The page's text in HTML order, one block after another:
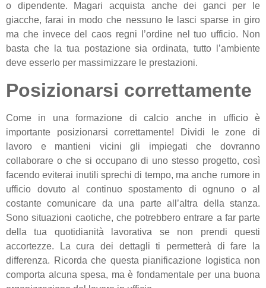
o dipendente. Magari acquista anche dei ganci per le
giacche, farai in modo che nessuno le lasci sparse in giro
ma che invece del caos regni l’ordine nel tuo ufficio. Non
basta che la tua postazione sia ordinata, tutto l’ambiente
deve esserlo per massimizzare le prestazioni.
Posizionarsi correttamente
Come in una formazione di calcio anche in ufficio è
importante posizionarsi correttamente! Dividi le zone di
lavoro e mantieni vicini gli impiegati che dovranno
collaborare o che si occupano di uno stesso progetto, così
facendo eviterai inutili sprechi di tempo, ma anche rumore in
ufficio dovuto al continuo spostamento di ognuno o al
costante comunicare da una parte all’altra della stanza.
Sono situazioni caotiche, che potrebbero entrare a far parte
della tua quotidianità lavorativa se non prendi questi
accortezze. La cura dei dettagli ti permetterà di fare la
differenza. Ricorda che questa pianificazione logistica non
comporta alcuna spesa, ma è fondamentale per una buona